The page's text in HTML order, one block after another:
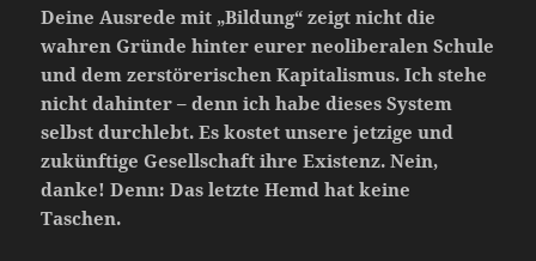
Deine Ausrede mit „Bildung“ zeigt nicht die
wahren Gründe hinter eurer neoliberalen Schule
und dem zerstörerischen Kapitalismus. Ich stehe
nicht dahinter – denn ich habe dieses System
selbst durchlebt. Es kostet unsere jetzige und
zukünftige Gesellschaft ihre Existenz. Nein,
danke! Denn: Das letzte Hemd hat keine
Taschen.